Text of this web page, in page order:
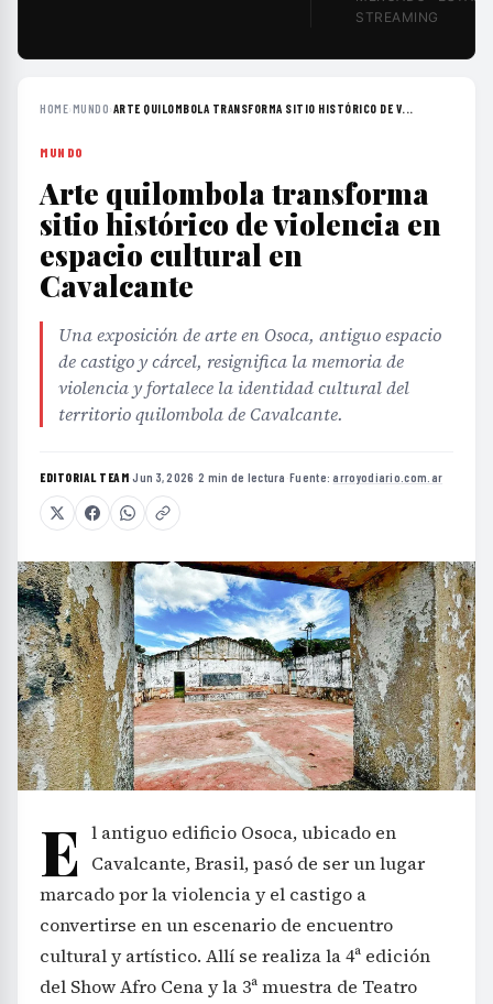
STREAMING
HOME›MUNDO›ARTE QUILOMBOLA TRANSFORMA SITIO HISTÓRICO DE V...
MUNDO
Arte quilombola transforma
sitio histórico de violencia en
espacio cultural en
Cavalcante
Una exposición de arte en Osoca, antiguo espacio
de castigo y cárcel, resignifica la memoria de
violencia y fortalece la identidad cultural del
territorio quilombola de Cavalcante.
EDITORIAL TEAM·Jun 3, 2026 ·2 min de lectura ·Fuente:arroyodiario.com.ar
E l antiguo edificio Osoca, ubicado en
Cavalcante, Brasil, pasó de ser un lugar
marcado por la violencia y el castigo a
convertirse en un escenario de encuentro
cultural y artístico. Allí se realiza la 4ª edición
del Show Afro Cena y la 3ª muestra de Teatro